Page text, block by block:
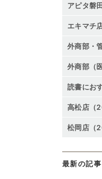
アピタ磐
エキマチ
外商部・
外商部（
読書にお
高松店（
松岡店（
最新の記事